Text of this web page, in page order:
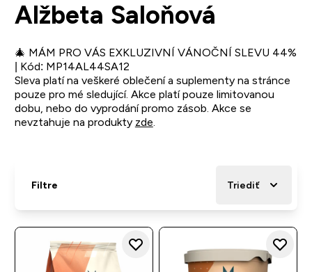
Alžbeta Saloňová
🎄 MÁM PRO VÁS EXKLUZIVNÍ VÁNOČNÍ SLEVU 44%
| Kód: MP14AL44SA12
Sleva platí na veškeré oblečení a suplementy na stránce
pouze pro mé sledující. Akce platí pouze limitovanou
dobu, nebo do vyprodání promo zásob. Akce se
nevztahuje na produkty zde
Filtre Triediť